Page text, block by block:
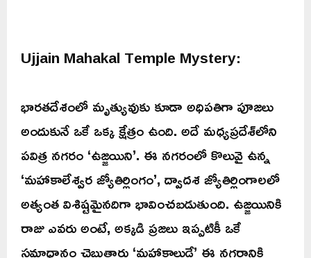
Ujjain Mahakal Temple Mystery:
భారతదేశంలో మృత్యువుకు కూడా అధిపతిగా పూజలు
అందుకునే ఒకే ఒక్క క్షేత్రం ఉంది. అదే మధ్యప్రదేశ్‌లోని
పవిత్ర నగరం ‘ఉజ్జయిని’. ఈ నగరంలో కొలువై ఉన్న
‘మహాకాలేశ్వర జ్యోతిర్లింగం’, ద్వాదశ జ్యోతిర్లింగాలలో
అత్యంత విశిష్టమైనదిగా భావించబడుతుంది. ఉజ్జయినికి
రాజు ఎవరు అంటే, అక్కడి ప్రజలు ఇప్పటికీ ఒకే
సమాధానం చెబుతారు ‘మహాకాలుడే’ ఈ నగరానికి